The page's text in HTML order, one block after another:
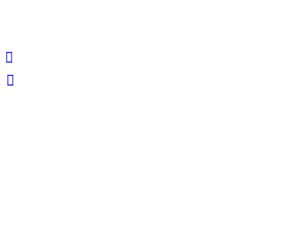
diesem Tag vermietet
möglich.